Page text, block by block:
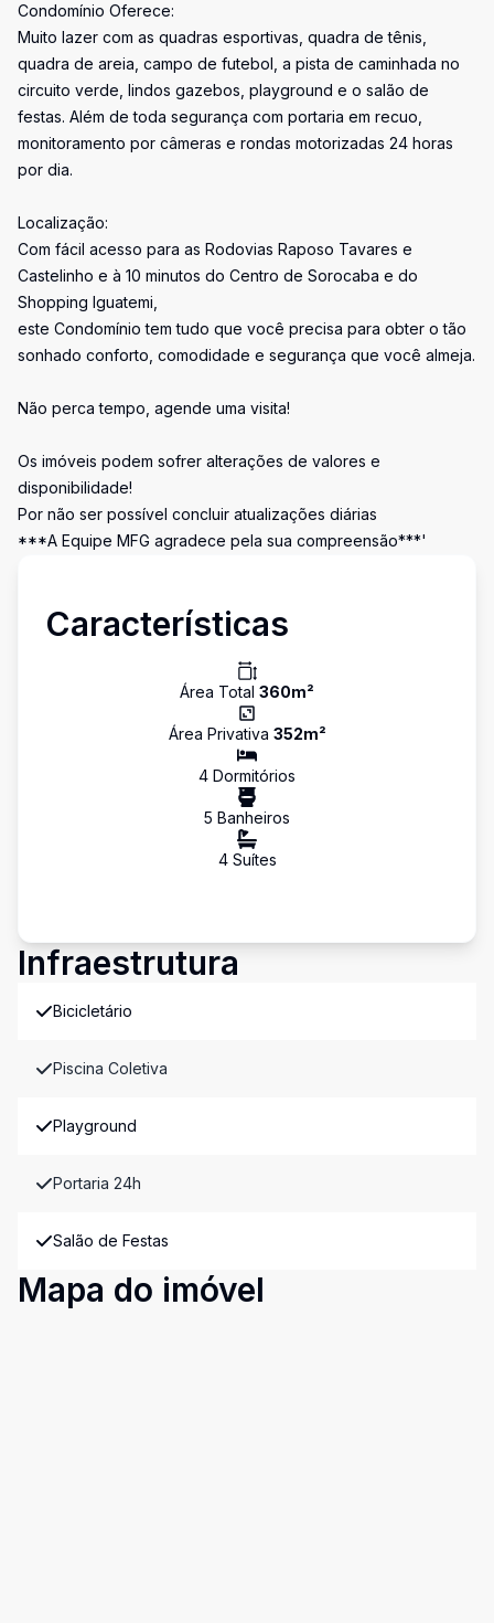
Condomínio Oferece:
Muito lazer com as quadras esportivas, quadra de tênis,
quadra de areia, campo de futebol, a pista de caminhada no
circuito verde, lindos gazebos, playground e o salão de
festas. Além de toda segurança com portaria em recuo,
monitoramento por câmeras e rondas motorizadas 24 horas
por dia.
Localização:
Com fácil acesso para as Rodovias Raposo Tavares e
Castelinho e à 10 minutos do Centro de Sorocaba e do
Shopping Iguatemi,
este Condomínio tem tudo que você precisa para obter o tão
sonhado conforto, comodidade e segurança que você almeja.
Não perca tempo, agende uma visita!
Os imóveis podem sofrer alterações de valores e
disponibilidade!
Por não ser possível concluir atualizações diárias
***A Equipe MFG agradece pela sua compreensão***'
Características
Área Total 360m²
Área Privativa 352m²
4 Dormitórios
5 Banheiros
4Suítes
Infraestrutura
Bicicletário
Piscina Coletiva
Playground
Portaria 24h
Salão de Festas
Mapa do imóvel